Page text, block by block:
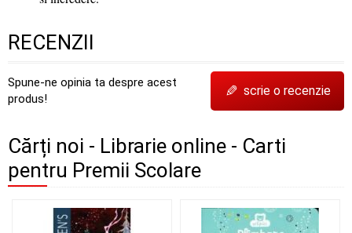
RECENZII
Spune-ne opinia ta despre acest
produs!
✎ scrie o recenzie
Cărți noi - Librarie online - Carti
pentru Premii Scolare